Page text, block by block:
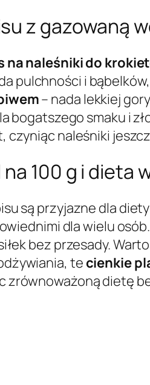
z gazowaną
na naleśniki do
pulchności i
– nada lekkiej
bogatszego smaku i
czyniąc naleśniki
na 100 g i
są przyjazne dla
dla wielu
bez przesady.
te cienkie
zrównoważoną dietę